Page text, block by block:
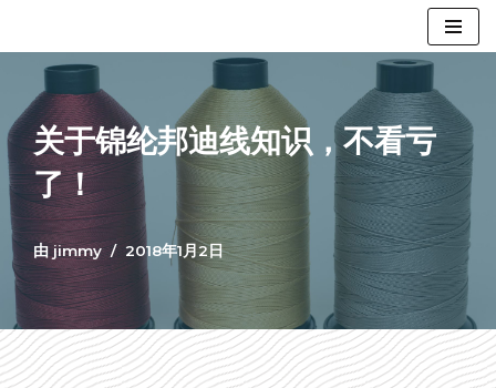
跳
正
文关于锦纶邦迪线知识，不看亏
了！
由 jimmy 2018年1月2日